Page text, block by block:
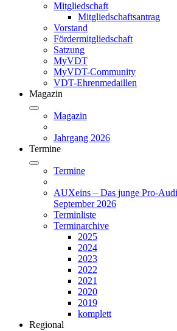
Mitgliedschaft
Mitgliedschaftsantrag
Vorstand
Fördermitgliedschaft
Satzung
MyVDT
MyVDT-Community
VDT-Ehrenmedaillen
Magazin
Magazin
Jahrgang 2026
Termine
Termine
AUXeins – Das junge Pro-
September 2026
Terminliste
Terminarchive
2025
2024
2023
2022
2021
2020
2019
komplett
Regional